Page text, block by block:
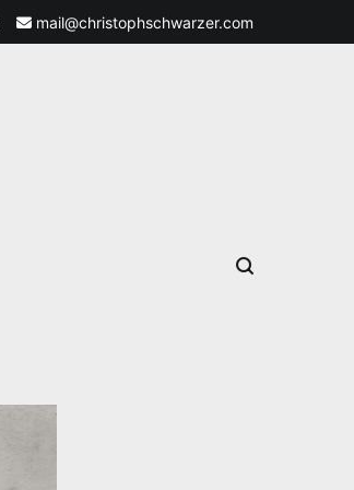
mail@christophschwarzer.com